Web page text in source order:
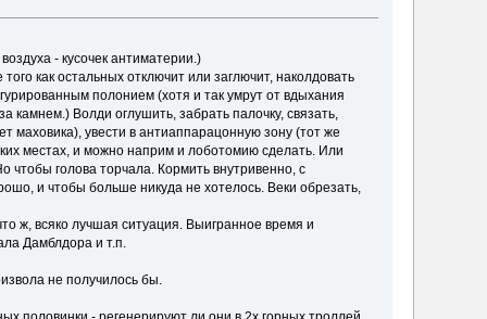
- кусочек антиматерии.)
как остальных отключит или заглючит, наколдовать
полонием (хотя и так умрут от вдыхания
камнем.) Волди оглушить, забрать палочку, связать,
маховика), увести в антиаппарацонную зону (тот же
местах, и можно наприм и лоботомию сделать. Или
чтобы голова торчала. Кормить внутривенно, с
и чтобы больше никуда не хотелось. Веки обрезать,
ж, всяко лучшая ситуация. Выигранное время и
Дамблдора и т.п.
не получилось бы.